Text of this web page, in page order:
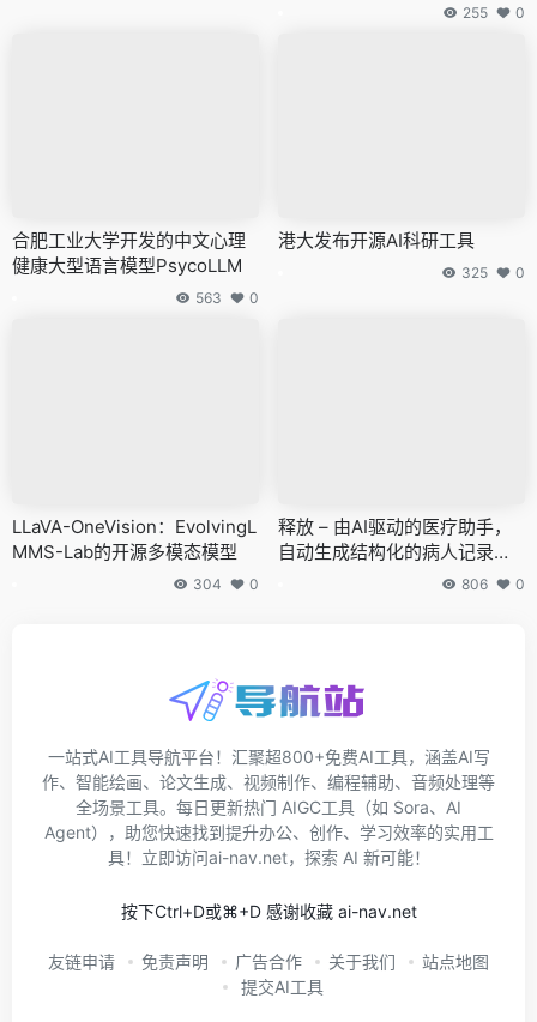
255 0
合肥工业大学开发的中文心理
健康大型语言模型PsycoLLM
563 0
港大发布开源AI科研工具
325 0
LLaVA-OneVision：EvolvingL
MMS-Lab的开源多模态模型
304 0
释放 – 由AI驱动的医疗助手，
自动生成结构化的病人记录通
过转换医生和患者的对话806 0
一站式AI工具导航平台！汇聚超800+免费AI工具，涵盖AI写
作、智能绘画、论文生成、视频制作、编程辅助、音频处理等
全场景工具。每日更新热门 AIGC工具（如 Sora、AI
Agent），助您快速找到提升办公、创作、学习效率的实用工
具！立即访问ai-nav.net，探索 AI 新可能！
按下Ctrl+D或⌘+D 感谢收藏 ai-nav.net
友链申请 免责声明 广告合作 关于我们
站点地图
提交AI工具